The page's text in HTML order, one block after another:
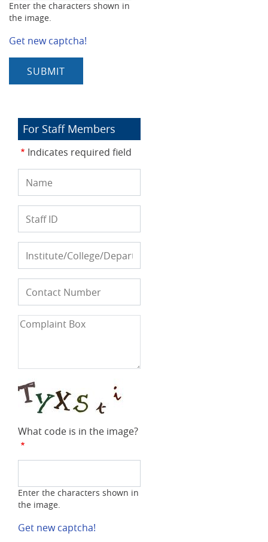
Enter the characters shown in
the image.
Get new captcha!
For Staff Members
Indicates required field
Name
Staff
ID
Institute/College/Department
Contact
Number
फ़ोन
Complaint
What code is in the image?
Enter the characters shown in
the image.
Get new captcha!